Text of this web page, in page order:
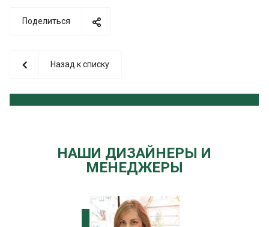
Поделиться
Назад к списку
НАШИ ДИЗАЙНЕРЫ И
МЕНЕДЖЕРЫ